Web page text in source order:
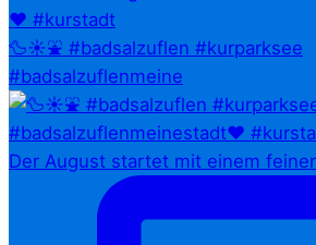
🦆☀️⛲ #badsalzuflen #kurparksee
#badsalzuflenmeine
Der August startet mit einem